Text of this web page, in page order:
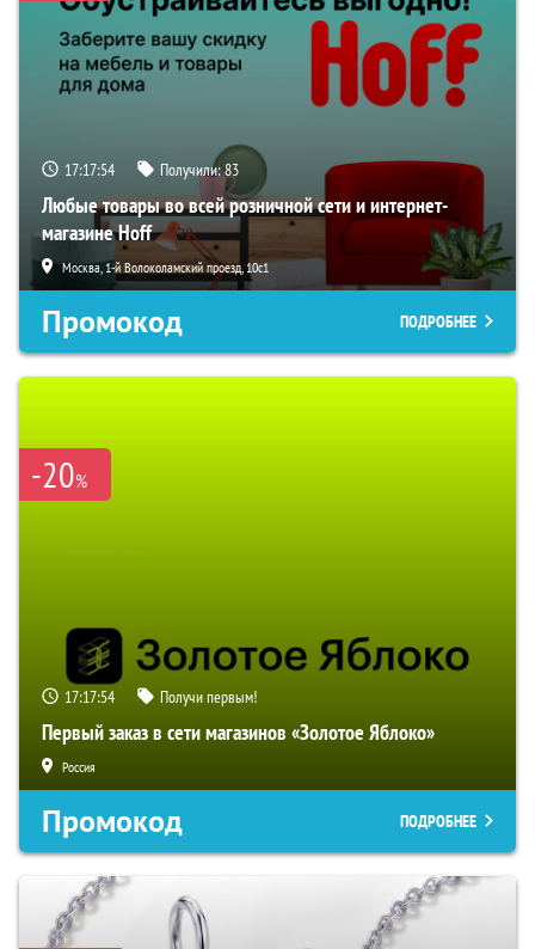
17:17:53 Получили:83
Любые товары во всей розничной сети и интернет-
магазине Hoff
Москва, 1-й Волоколамский проезд, 10с1
Промокод ПОДРОБНЕЕ
-20%
17:17:53 Получи первым!
Первый заказ в сети магазинов «Золотое Яблоко»
Россия
Промокод ПОДРОБНЕЕ